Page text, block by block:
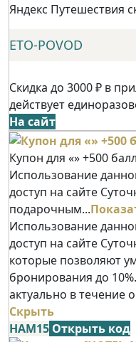
Яндекс Путешествия
ETO-POVOD
Скидка до 3000 ₽ в
действует
На сайт
Купон для «» +500
Использование
доступ на сайте
подарочным...
Использование
доступ на сайте
которые позволяют
бронирования до
актуально в течение
Скрыть
НАМ15 Открыть код